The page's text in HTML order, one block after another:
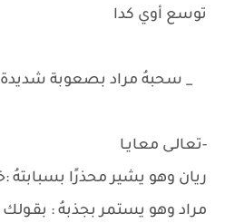
توسع أوي كدا
_ سحبهُ مراد بصعوبة شديدة
-تعالـى معايـا
ريان وهو يشير محذرًا بسبابتهُ
مراد وهو يستمر بجذبهُ : بقـولك